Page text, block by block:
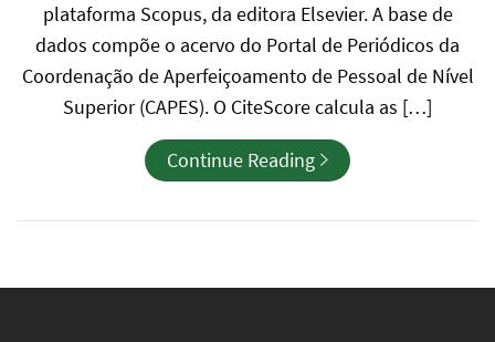
plataforma Scopus, da editora Elsevier. A base de
dados compõe o acervo do Portal de Periódicos da
Coordenação de Aperfeiçoamento de Pessoal de Nível
Superior (CAPES). O CiteScore calcula as […]
Continue Reading